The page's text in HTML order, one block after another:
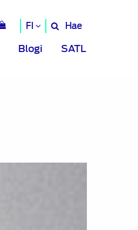
FI
Hae
Hae
Blogi SATL